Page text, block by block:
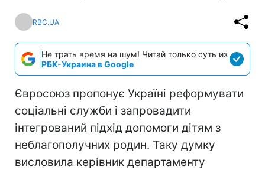
RBC.UA
Не трать время на шум! Читай только суть из
РБК-Украина в Google
Євросоюз пропонує Україні реформувати
соціальні служби і запровадити
інтегрований підхід допомоги дітям з
неблагополучних родин. Таку думку
висловила керівник департаменту